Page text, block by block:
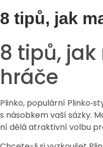
8 tipů, jak
8 tipů,
hráče
Plinko, populární
s násobkem vaší sázky.
ní dělá atraktivní volbu